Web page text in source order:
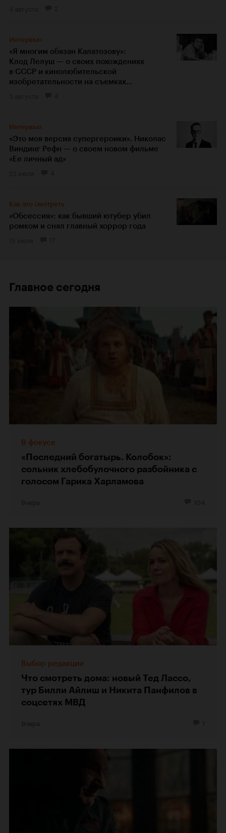
Интервью
«Я многим обязан Калатозову»:
Клод Лелуш — о своих похождениях
в СССР и кинолюбительской
изобретательности на съемках
Интервью
«Это моя версия супергероики». Николас
Виндинг Рефн — о своем новом фильме
«Ее личный ад»
Как это смотреть
«Обсессия»: как бывший ютубер убил
ромком и снял главный хоррор года
Главное сегодня
В фокусе
«Последний богатырь. Колобок»:
сольник хлебобулочного разбойника с
голосом Гарика Харламова
Выбор редакции
Что смотреть дома: новый Тед Лассо,
тур Билли Айлиш и Никита Панфилов в
соцсетях МВД